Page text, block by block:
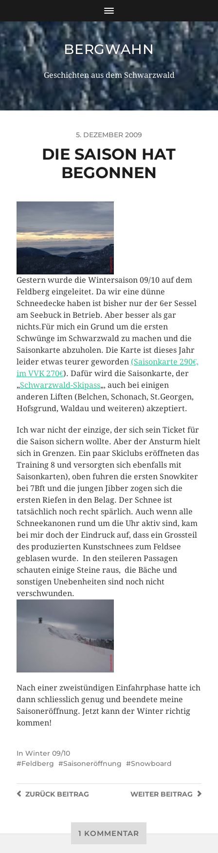
BERGWAHN
Geschichten aus dem Schwarzwald
5. DEZEMBER 2009
DIE SAISON HAT
BEGONNEN
Gestern wurde die Wintersaison 09/10 auf dem
Feldberg eingeleitet. Da wir eine dünne
Schneedecke haben ist bisher nur der 6er Sessel
am Seebuck in Betrieb. Aber besser als gar
nichts.Für mich ein Grund um die ersten
Schwünge im Schwarzwald zu machen und die
Saisonkarte abzuholen. Die Karte ist dieses Jahr
leider etwas teurer geworden (Saisonkarte 290€,
im VVK 270€). Dafür wird die Saisonkarte, der
„Schwarzwald-Skipass„, auch bei einigen
anderen Liften (Belchen, Schonach, St.Georgen,
Hofsgrund, Waldau und weiteren) akzeptiert.
Ich war nicht der einzige, der sich sein Ticket für
die Saison sichern wollte. Aber der Ansturm hielt
sich in Grenzen. Ein paar Skiclubs eröffneten das
Training 8 und versorgten sich ebenfalls mit
Saisonkarten), oben fuhren die ersten Snowkiter
bei 7Bft und die jungen Jibber zogen sich die
ersten Riefen in den Belag. Der Schnee ist
tatsächlich noch recht spärlich. Auch wenn alle
Schneekanonen rund um die Uhr aktiv sind, kam
bei mir doch der Eindruck auf, dass ein Grossteil
des produzierten Kunstschnees zum Feldsee
geblasen wurde. In den steileren Passagen
schauten einige Steine raus, die Bäche und
sonstigen Unebenheiten sind noch nicht
verschwunden.
Nach einer zweistündigen Einfahrphase hatte ich
dann schliesslich genug und beendete meine
Saisoneröffnung. Jetzt kann der Winter richtig
kommen!
In Winter 09/10
Feldberg
Saisoneröffnung Snowboard
WEITER BEITRAG
ZURÜCKBEITRAG
1 KOMMENTAR